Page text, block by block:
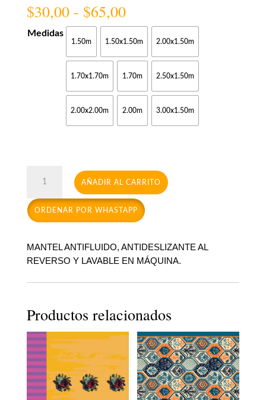
$30,00 - $65,00Rango
de
precios:
desde
$30,00
hasta
$65,00
Medidas
1.50m 1.50x1.50m 2.00x1.50m
1.70x1.70m 1.70m 2.50x1.50m
2.00x2.00m 2.00m 3.00x1.50m
cantidad
AÑADIR AL CARRITO
ORDENAR POR WHASTAPP
MANTEL ANTIFLUIDO, ANTIDESLIZANTE AL
REVERSO Y LAVABLE EN MÁQUINA.
Productos relacionados